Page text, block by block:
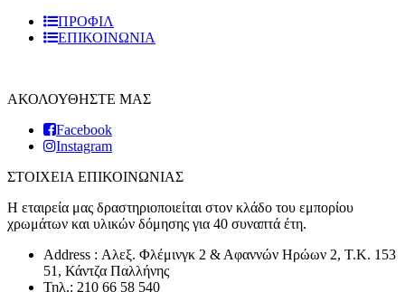
ΠΡΟΦΙΛ
ΕΠΙΚΟΙΝΩΝΙΑ
ΑΚΟΛΟΥΘΗΣΤΕ ΜΑΣ
Facebook
Instagram
ΣΤΟΙΧΕΙΑ ΕΠΙΚΟΙΝΩΝΙΑΣ
Η εταιρεία μας δραστηριοποιείται στον κλάδο του εμπορίου
χρωμάτων και υλικών δόμησης για 40 συναπτά έτη.
Address : Αλεξ. Φλέμινγκ 2 & Αφαννών Ηρώων 2, T.K. 153
51, Κάντζα Παλλήνης
Τηλ.: 210 66 58 540